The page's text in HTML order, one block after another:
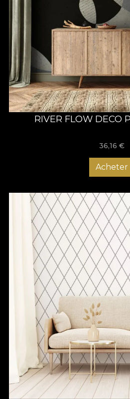
RIVER FLOW DECO
36,16 €
Acheter